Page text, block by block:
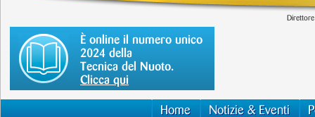
È online il numero unico
2024 della
Tecnica del Nuoto.
Clicca qui
Home Notizie & Eventi